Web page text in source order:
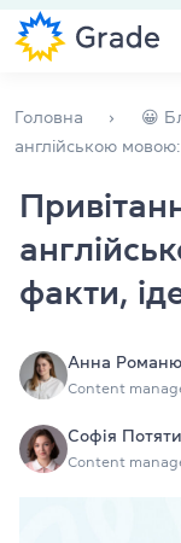
Навчання для
Англійська для
Підготовка до
Головна 😀
англійською мовою:
факти,
Анна
Content
Софія
Content